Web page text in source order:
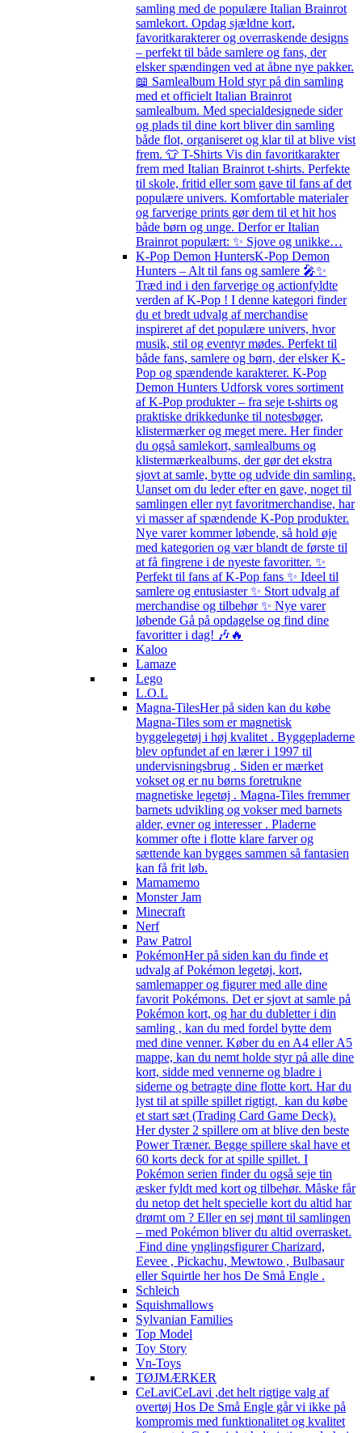
samling med de populære Italian Brainrot
samlekort. Opdag sjældne kort,
favoritkarakterer og overraskende designs
– perfekt til både samlere og fans, der
elsker spændingen ved at åbne nye pakker.
📖 Samlealbum Hold styr på din samling
med et officielt Italian Brainrot
samlealbum. Med specialdesignede sider
og plads til dine kort bliver din samling
både flot, organiseret og klar til at blive vist
frem. 👕 T-Shirts Vis din favoritkarakter
frem med Italian Brainrot t-shirts. Perfekte
til skole, fritid eller som gave til fans af det
populære univers. Komfortable materialer
og farverige prints gør dem til et hit hos
både børn og unge. Derfor er Italian
Brainrot populært: ✨ Sjove og unikke…
K-Pop Demon HuntersK-Pop Demon
Hunters – Alt til fans og samlere 🎤✨
Træd ind i den farverige og actionfyldte
verden af K-Pop ! I denne kategori finder
du et bredt udvalg af merchandise
inspireret af det populære univers, hvor
musik, stil og eventyr mødes. Perfekt til
både fans, samlere og børn, der elsker K-
Pop og spændende karakterer. K-Pop
Demon Hunters Udforsk vores sortiment
af K-Pop produkter – fra seje t-shirts og
praktiske drikkedunke til notesbøger,
klistermærker og meget mere. Her finder
du også samlekort, samlealbums og
klistermærkealbums, der gør det ekstra
sjovt at samle, bytte og udvide din samling.
Uanset om du leder efter en gave, noget til
samlingen eller nyt favoritmerchandise, har
vi masser af spændende K-Pop produkter.
Nye varer kommer løbende, så hold øje
med kategorien og vær blandt de første til
at få fingrene i de nyeste favoritter. ✨
Perfekt til fans af K-Pop fans ✨ Ideel til
samlere og entusiaster ✨ Stort udvalg af
merchandise og tilbehør ✨ Nye varer
løbende Gå på opdagelse og find dine
favoritter i dag! 🎶🔥
Kaloo
Lamaze
Lego
L.O.L
Magna-TilesHer på siden kan du købe
Magna-Tiles som er magnetisk
byggelegetøj i høj kvalitet . Byggepladerne
blev opfundet af en lærer i 1997 til
undervisningsbrug . Siden er mærket
vokset og er nu børns foretrukne
magnetiske legetøj . Magna-Tiles fremmer
barnets udvikling og vokser med barnets
alder, evner og interesser . Pladerne
kommer ofte i flotte klare farver og
sættende kan bygges sammen så fantasien
kan få frit løb.
Mamamemo
Monster Jam
Minecraft
Nerf
Paw Patrol
PokémonHer på siden kan du finde et
udvalg af Pokémon legetøj, kort,
samlemapper og figurer med alle dine
favorit Pokémons. Det er sjovt at samle på
Pokémon kort, og har du dubletter i din
samling , kan du med fordel bytte dem
med dine venner. Køber du en A4 eller A5
mappe, kan du nemt holde styr på alle dine
kort, sidde med vennerne og bladre i
siderne og betragte dine flotte kort. Har du
lyst til at spille spillet rigtigt, kan du købe
et start sæt (Trading Card Game Deck).
Her dyster 2 spillere om at blive den beste
Power Træner. Begge spillere skal have et
60 korts deck for at spille spillet. I
Pokémon serien finder du også seje tin
æsker fyldt med kort og tilbehør. Måske får
du netop det helt specielle kort du altid har
drømt om ? Eller en sej mønt til samlingen
– med Pokémon bliver du altid overrasket.
Find dine ynglingsfigurer Charizard,
Eevee , Pickachu, Mewtowo , Bulbasaur
eller Squirtle her hos De Små Engle .
Schleich
Squishmallows
Sylvanian Families
Top Model
Toy Story
Vn-Toys
TØJMÆRKER
CeLaviCeLavi ,det helt rigtige valg af
overtøj Hos De Små Engle går vi ikke på
kompromis med funktionalitet og kvalitet